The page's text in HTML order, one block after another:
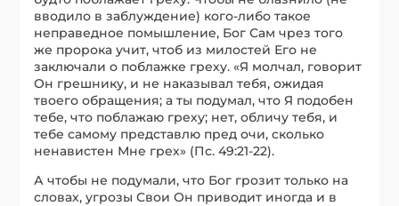
вводило в заблуждение) кого-либо такое
неправедное помышление, Бог Сам чрез того
же пророка учит, чтоб из милостей Его не
заключали о поблажке греху. «Я молчал, говорит
Он грешнику, и не наказывал тебя, ожидая
твоего обращения; а ты подумал, что Я подобен
тебе, что поблажаю греху; нет, обличу тебя, и
тебе самому представлю пред очи, сколько
ненавистен Мне грех» (Пс. 49:21-22).
А чтобы не подумали, что Бог грозит только на
словах, угрозы Свои Он приводит иногда и в